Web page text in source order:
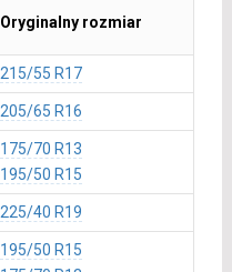
Oryginalny rozmiar
215/55 R17
205/65 R16
175/70 R13
195/50 R15
225/40 R19
195/50 R15